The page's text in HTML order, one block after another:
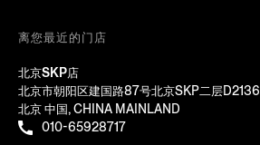
离您最近的门店
北京SKP店
北京市朝阳区建国路87号北京SKP二层D2136
北京 中国, CHINA MAINLAND
010-65928717